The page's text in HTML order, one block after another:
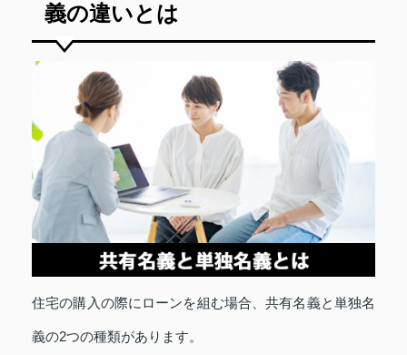
義の違いとは
住宅の購入の際にローンを組む場合、共有名義と単独名
義の2つの種類があります。